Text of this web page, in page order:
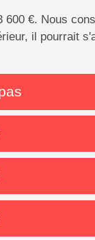
600 €. Nous
il pourrait